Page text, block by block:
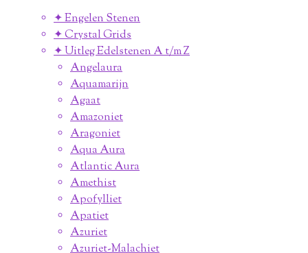
✦ Engelen Stenen
✦ Crystal Grids
✦ Uitleg Edelstenen A t/m Z
Angelaura
Aquamarijn
Agaat
Amazoniet
Aragoniet
Aqua Aura
Atlantic Aura
Amethist
Apofylliet
Apatiet
Azuriet
Azuriet-Malachiet